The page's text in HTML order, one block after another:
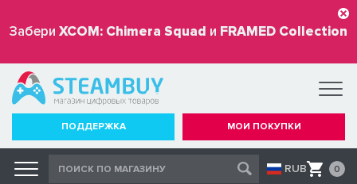
Забери XCOM: Chimera Squad и FRAMED Collection
бесплатно
ПОДДЕРЖКА МОИ ПОКУПКИ
RUB 0